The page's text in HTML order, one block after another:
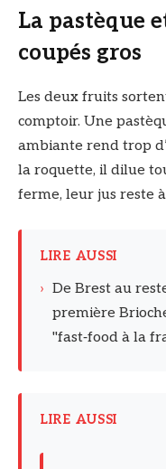
La pastèque
coupés gros
Les deux fruits
comptoir. Une
ambiante rend trop
la roquette, il dilue
ferme, leur jus reste
LIRE AUSSI
› De Brest au
première
"fast‑food à la
LIRE AUSSI